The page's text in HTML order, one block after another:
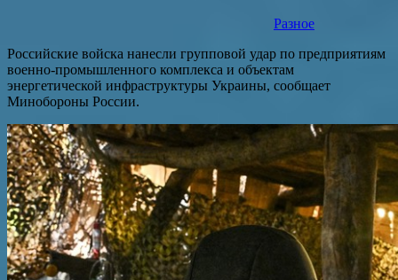
Разное
Российские войска нанесли групповой удар по предприятиям
военно-промышленного комплекса и объектам
энергетической инфраструктуры Украины, сообщает
Минобороны России.